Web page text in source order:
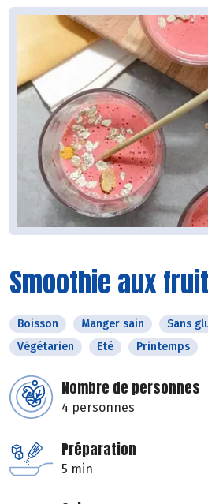
Smoothie aux
Boisson Manger sain Sans
Végétarien
Eté Printemps
Nombre de personnes
4 personnes
Préparation
5 min